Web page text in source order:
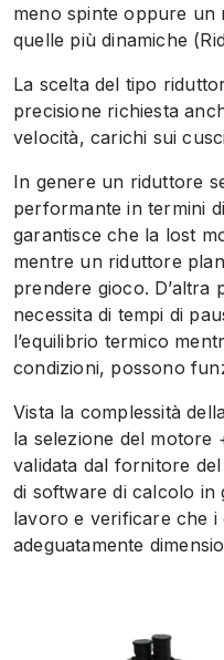
meno spinte oppure
quelle più dinamiche (
La scelta del tipo
precisione richiesta
velocità, carichi sui
In genere un riduttore
performante in termini
garantisce che la lost
mentre un riduttore
prendere gioco.
necessita di tempi di
l’equilibrio termico
condizioni, possono
Vista la complessità
la selezione del motore
validata dal fornitore
di software di calcolo in
lavoro e verificare che i
adeguatamente